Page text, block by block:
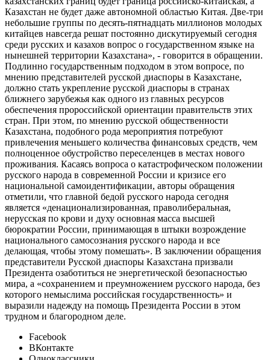
Казахстан не будет даже автономной областью Китая. Две-три
небольшие группы по десять-пятнадцать миллионов молодых
китайцев навсегда решат постоянно дискутируемый сегодня
среди русских и казахов вопрос о государственном языке на
нынешней территории Казахстана», - говорится в обращении.
Подлинно государственным подходом в этом вопросе, по
мнению представителей русской диаспоры в Казахстане,
должно стать укрепление русской диаспоры в странах
ближнего зарубежья как одного из главных ресурсов
обеспечения пророссийской ориентации правительств этих
стран. При этом, по мнению русской общественности
Казахстана, подобного рода мероприятия потребуют
привлечения меньшего количества финансовых средств, чем
полноценное обустройство переселенцев в местах нового
проживания. Касаясь вопроса о катастрофическом положении
русского народа в современной России и кризисе его
национальной самоидентификации, авторы обращения
отметили, что главной бедой русского народа сегодня
является «денационализированная, праволиберальная,
нерусская по крови и духу основная масса высшей
бюрократии России, принимающая в штыки возрождение
национального самосознания русского народа и все
делающая, чтобы этому помешать». В заключении обращения
представители Русской диаспоры Казахстана призвали
Президента озаботиться не энергетической безопасностью
мира, а «сохранением и преумножением русского народа, без
которого немыслима российская государственность» и
выразили надежду на помощь Президента России в этом
трудном и благородном деле.
Facebook
ВКонтакте